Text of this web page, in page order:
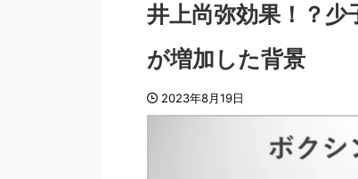
井上尚弥効果！？
が増加した背景
2023年8月19日